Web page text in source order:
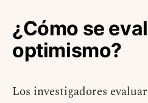
¿Cómo se
optimismo?
Los investigadores